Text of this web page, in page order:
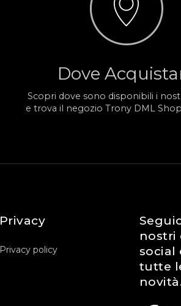
Dove
Scopri dove sono disponibili i
e trova il negozio Trony DML
Privacy
Privacy policy
nostri
social
tutte